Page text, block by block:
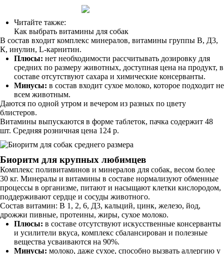
Читайте также:
Как выбрать витамины для собак
В состав входит комплекс минералов, витамины группы В, Д3,
К, инулин, L-карнитин.
Плюсы: нет необходимости рассчитывать дозировку для
средних по размеру животных, доступная цена на продукт, в
составе отсутствуют сахара и химические консерванты.
Минусы: в состав входит сухое молоко, которое подходит не
всем животным.
Даются по одной утром и вечером из разных по цвету
блистеров.
Витамины выпускаются в форме таблеток, пачка содержит 48
шт. Средняя розничная цена 124 р.
Биоритм для крупных любимцев
Комплекс поливитаминов и минералов для собак, весом более
30 кг. Минералы и витамины в составе нормализуют обменные
процессы в организме, питают и насыщают клетки кислородом,
поддерживают сердце и сосуды животного.
Состав витамин: В 1, 2, 6, Д3, кальций, цинк, железо, йод,
дрожжи пивные, протеины, жиры, сухое молоко.
Плюсы: в составе отсутствуют искусственные консерванты
и усилители вкуса, комплекс сбалансирован и полезные
вещества усваиваются на 90%.
Минусы: молоко, даже сухое, способно вызвать аллергию у